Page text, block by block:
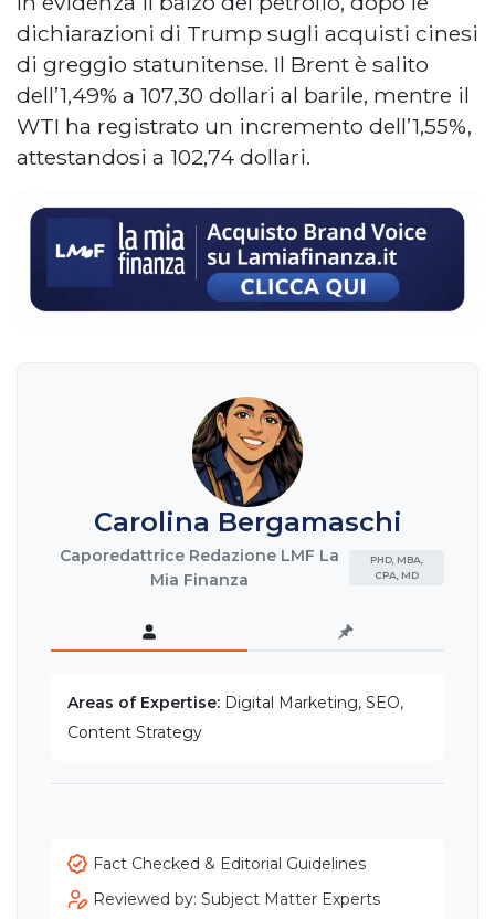
dichiarazioni di Trump sugli acquisti cinesi
di greggio statunitense. Il Brent è salito
dell’1,49% a 107,30 dollari al barile, mentre il
WTI ha registrato un incremento dell’1,55%,
attestandosi a 102,74 dollari.
Carolina Bergamaschi
Caporedattrice Redazione LMF La
Mia Finanza
PHD, MBA,
CPA, MD
Areas of Expertise: Digital Marketing, SEO,
Content Strategy
Fact Checked & Editorial Guidelines
Reviewed by: Subject Matter Experts